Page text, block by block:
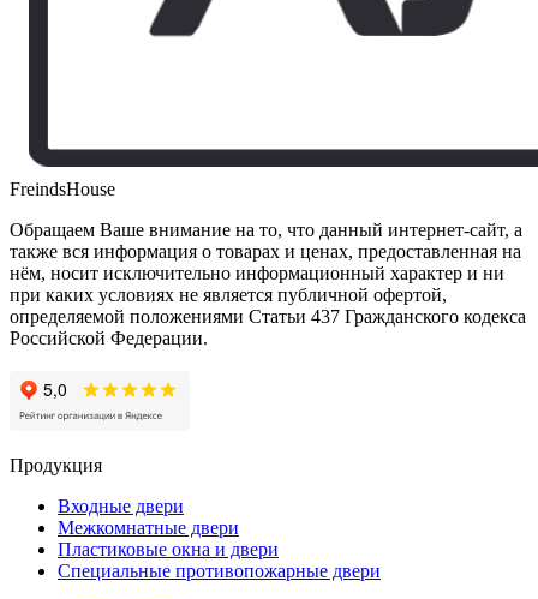
FreindsHouse
Обращаем Ваше внимание на то, что данный интернет-сайт, а
также вся информация о товарах и ценах, предоставленная на
нём, носит исключительно информационный характер и ни
при каких условиях не является публичной офертой,
определяемой положениями Статьи 437 Гражданского кодекса
Российской Федерации.
Продукция
Входные двери
Межкомнатные двери
Пластиковые окна и двери
Специальные противопожарные двери